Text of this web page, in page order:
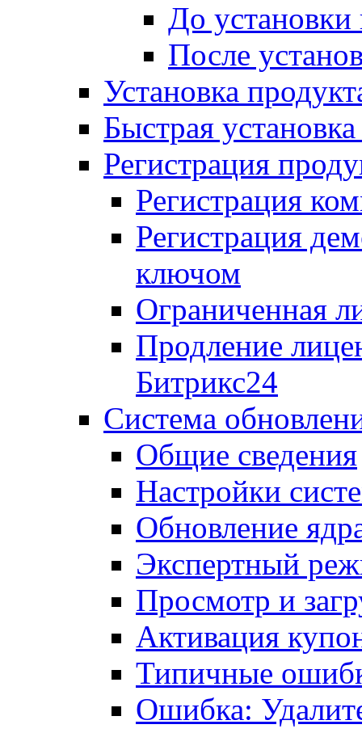
До установки
После
Установка
Быстрая
Регистрация
Регистрация
Регистрация
ключом
Ограниченная
Продление
Битрикс24
Система
Общие сведения
Настройки
Обновление
Экспертный
Просмотр и
Активация
Типичные
Ошибка: